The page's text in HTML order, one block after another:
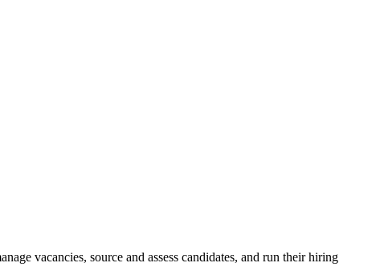
vacancies, source and assess candidates, and run their hiring